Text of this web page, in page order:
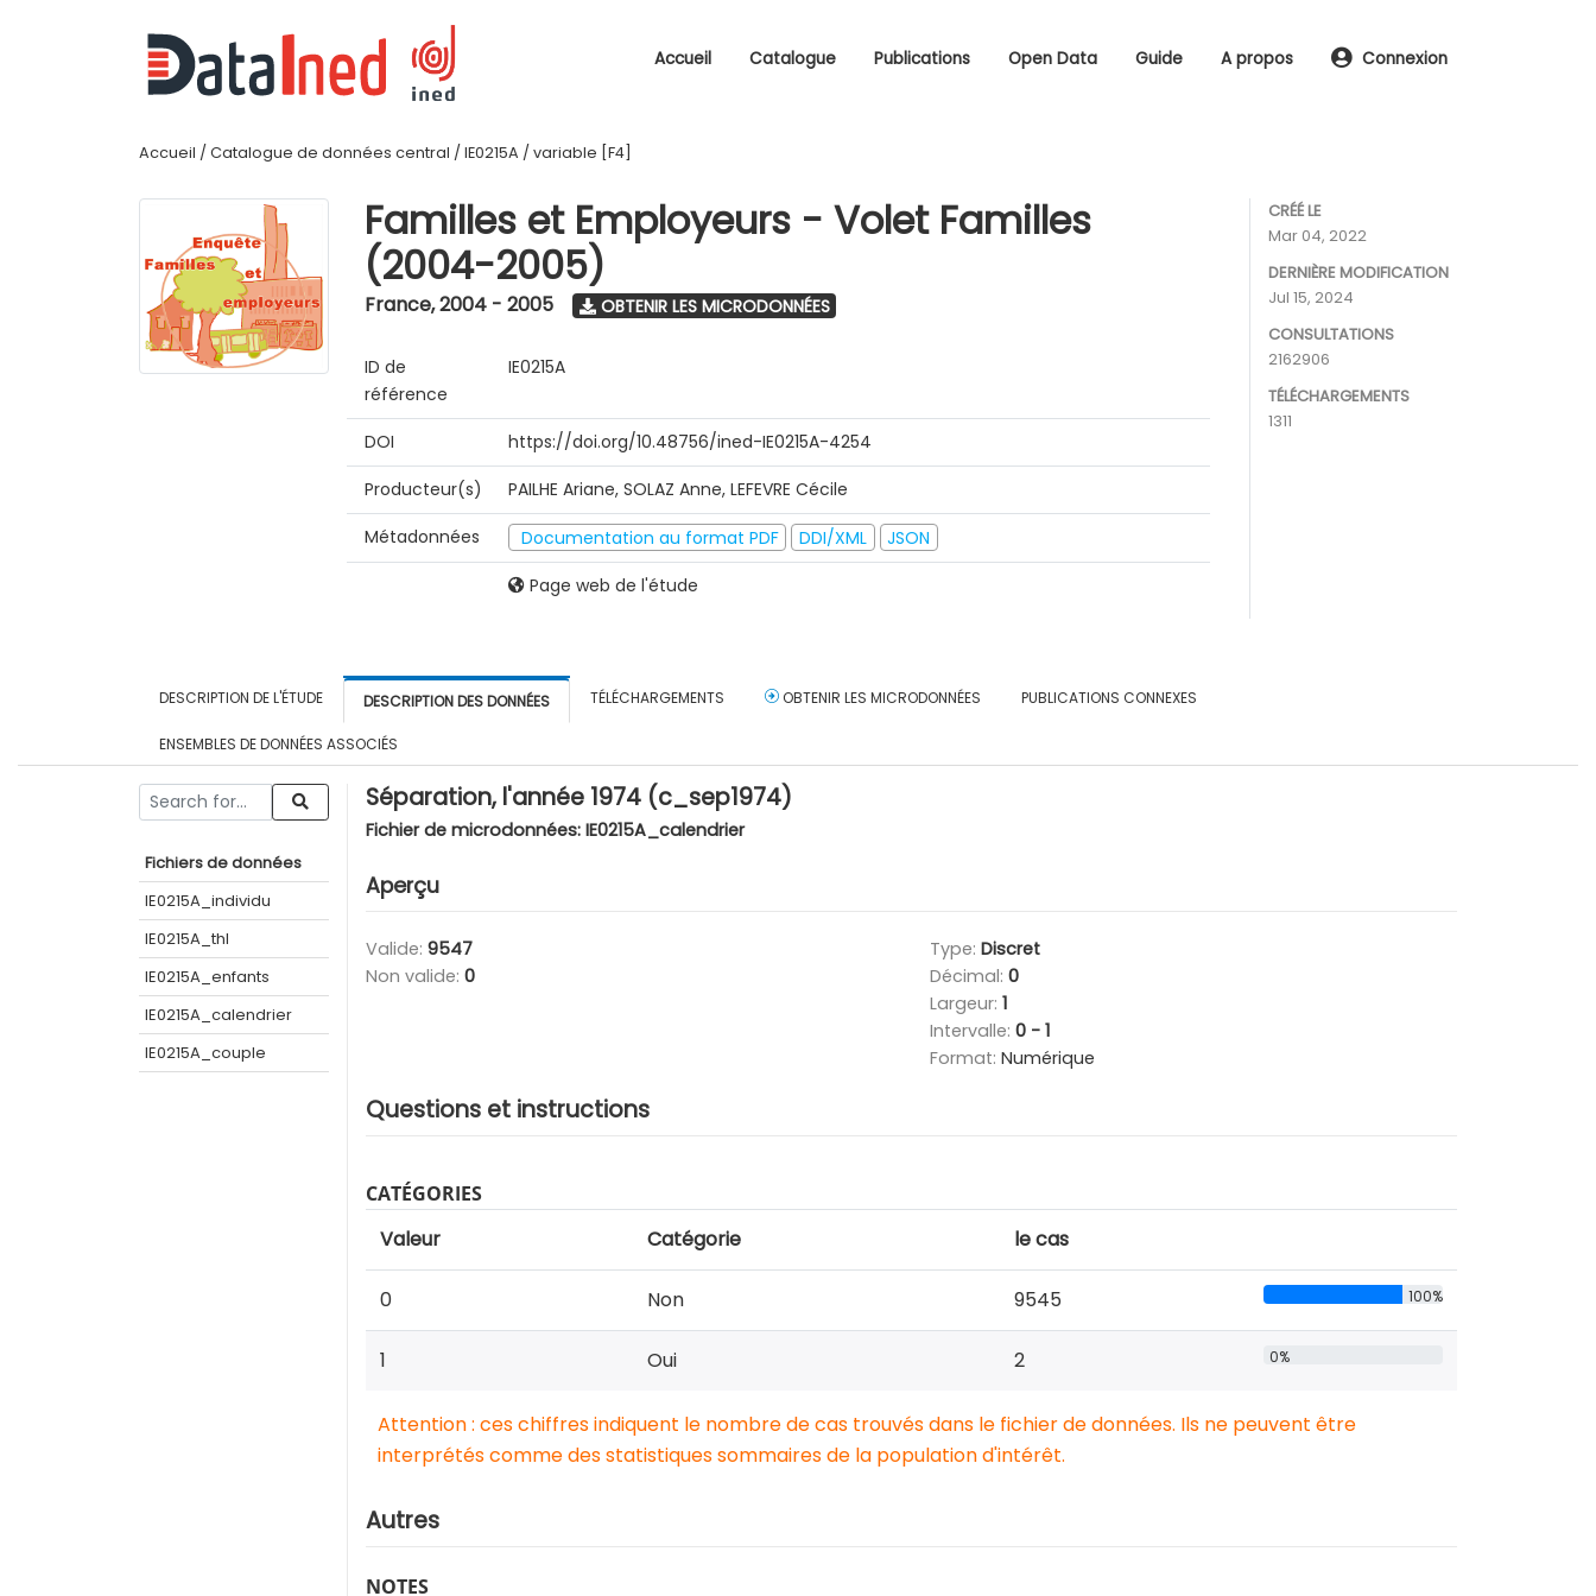
Accueil Catalogue Publications Open Data Guide A propos Connexion
Accueil / Catalogue de données central / IE0215A / variable [F4]
Familles et Employeurs - Volet Familles
(2004-2005)
France,2004 - 2005 OBTENIR LES MICRODONNÉES
ID de
référence
IE0215A
DOI
https://doi.org/10.48756/ined-IE0215A-4254
Producteur(s)
PAILHE Ariane, SOLAZ Anne, LEFEVRE Cécile
Métadonnées
Documentation au format PDF DDI/XML
JSON
Page web de l'étude
CRÉÉ LE
Mar 04, 2022
DERNIÈRE MODIFICATION
Jul 15, 2024
CONSULTATIONS
2162906
TÉLÉCHARGEMENTS
1311
DESCRIPTION DE L'ÉTUDE DESCRIPTION DES DONNÉES TÉLÉCHARGEMENTS OBTENIR LES MICRODONNÉES PUBLICATIONS CONNEXES
ENSEMBLES DE DONNÉES ASSOCIÉS
Fichiers de données
IE0215A_individu
IE0215A_thl
IE0215A_enfants
IE0215A_calendrier
IE0215A_couple
Séparation, l'année 1974 (c_sep1974)
Fichier de microdonnées: IE0215A_calendrier
Aperçu
Valide: 9547
Non valide: 0
Type: Discret
Décimal: 0
Largeur: 1
Intervalle: 0 - 1
Format: Numérique
Questions et instructions
CATÉGORIES
Valeur Catégorie le cas
0 Non 9545 100%
1 Oui 2 0%
Attention : ces chiffres indiquent le nombre de cas trouvés dans le fichier de données. Ils ne peuvent être
interprétés comme des statistiques sommaires de la population d'intérêt.
Autres
NOTES